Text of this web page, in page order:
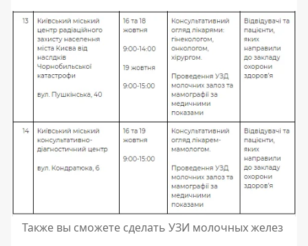
Также вы сможете сделать УЗИ молочных желез